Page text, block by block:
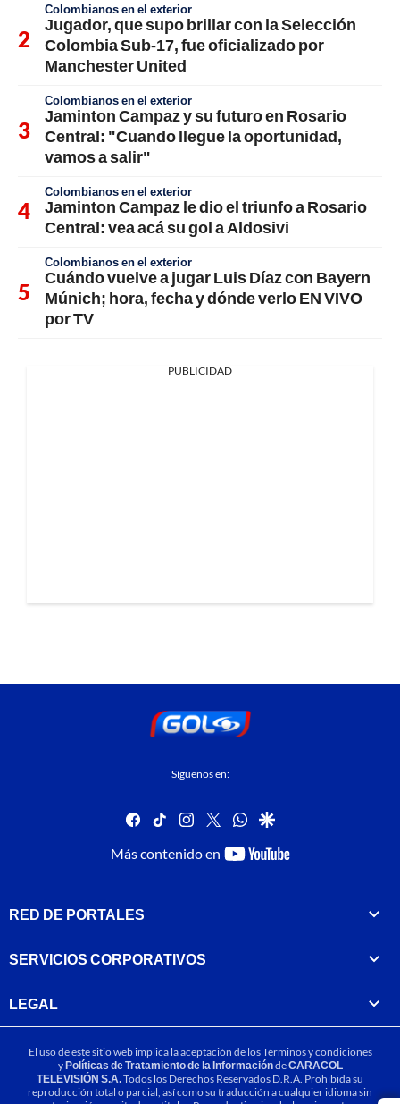
Colombianos en el exterior
Jugador, que supo brillar con la Selección
Colombia Sub-17, fue oficializado por
Manchester United
Colombianos en el exterior
Jaminton Campaz y su futuro en Rosario
Central: "Cuando llegue la oportunidad,
vamos a salir"
Colombianos en el exterior
Jaminton Campaz le dio el triunfo a Rosario
Central: vea acá su gol a Aldosivi
Colombianos en el exterior
Cuándo vuelve a jugar Luis Díaz con Bayern
Múnich; hora, fecha y dónde verlo EN VIVO
por TV
PUBLICIDAD
Síguenos en:
facebook
tiktok instagram
twitterwhatsapp
google
Más contenido en
youtube-
RED DE PORTALES
SERVICIOS CORPORATIVOS
LEGAL
El uso de este sitio web implica la aceptación de losTérminos y condiciones
yPolíticas de Tratamiento de la InformacióndeCARACOL
TELEVISIÓN S.A.Todos los Derechos Reservados D.R.A. Prohibida su
reproducción total o parcial, así como su traducción a cualquier idioma sin